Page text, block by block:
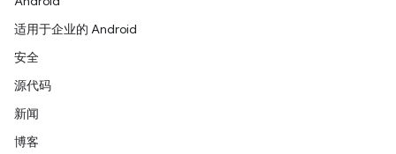
适用于企业的 Android
安全
源代码
新闻
博客